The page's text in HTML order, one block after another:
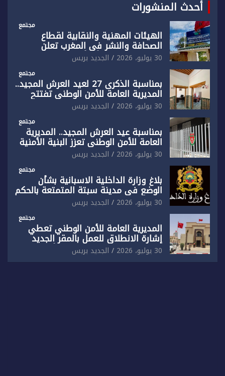
أحدث المنشورات
مجتمع
الهيئات المهنية والنقابية لقطاع
الصحافة والنشر في المغرب تعلن
رفضها القاطع لـ”أي أجندة انتخابية
مُعدة على مقاس سياسي ومصلحي
ضيق”
30 يوليو، 2026 الجديد بريس
مجتمع
بمناسبة الذكرى 27 لعيد العرش المجيد..
المديرية العامة للأمن الوطني تفتتح
المقر الجديد لفرقة الشرطة السياحية
بفاس
30 يوليو، 2026 الجديد بريس
مجتمع
بمناسبة عيد العرش المجيد.. المديرية
العامة للأمن الوطني تعزز البنية الأمنية
بالناظور بإحداث فرقتين جديدتين
30 يوليو، 2026 الجديد بريس
مجتمع
بلاغ وزارة الداخلية الاسبانية بشأن
الوضع في مدينة سبتة المتمتعة بالحكم
الذاتي
30 يوليو، 2026 الجديد بريس
مجتمع
المديرية العامة للأمن الوطني تعطي
إشارة الانطلاق للعمل بالمقر الجديد
للدائرة الثالثة للشرطة بولاية أمن العيون
30 يوليو، 2026 الجديد بريس